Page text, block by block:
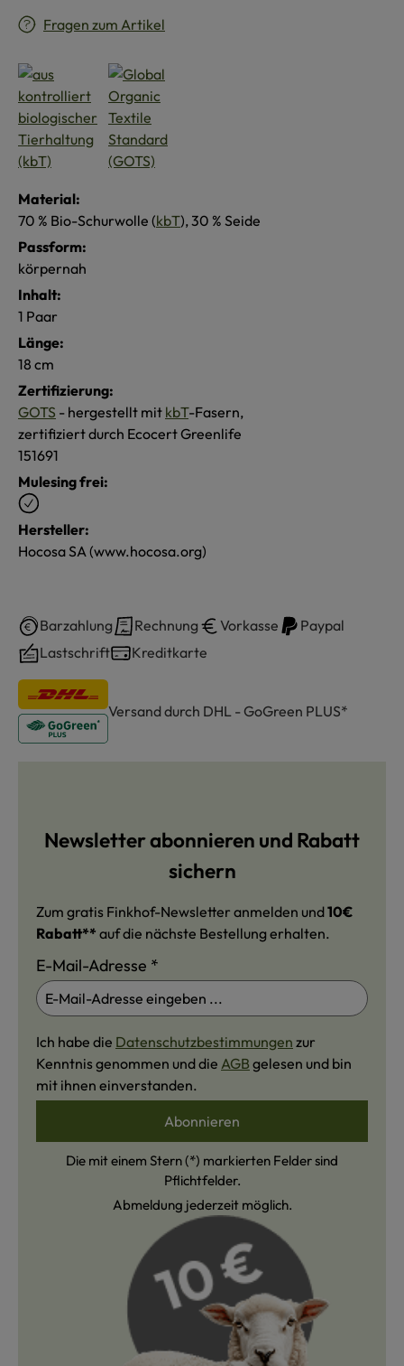
Fragen zum Artikel
Material:
70 % Bio-Schurwolle (kbT), 30 % Seide
Passform:
körpernah
Inhalt:
1 Paar
Länge:
18 cm
Zertifizierung:
GOTS - hergestellt mit kbT-Fasern,
zertifiziert durch Ecocert Greenlife
151691
Mulesing frei:
Hersteller:
Hocosa SA (www.hocosa.org)
Barzahlung Rechnung Vorkasse
Paypal
Lastschrift
Kreditkarte
Versand durch DHL - GoGreen PLUS*
Newsletter abonnieren und Rabatt
sichern
Zum gratis Finkhof-Newsletter anmelden und10€
Rabatt** auf die nächste Bestellung erhalten.
E-Mail-Adresse *
Ich habe die Datenschutzbestimmungen zur
Kenntnis genommen und die AGB gelesen und bin
mit ihnen einverstanden.
Abonnieren
Die mit einem Stern (*) markierten Felder sind
Pflichtfelder.
Abmeldung jederzeit möglich.